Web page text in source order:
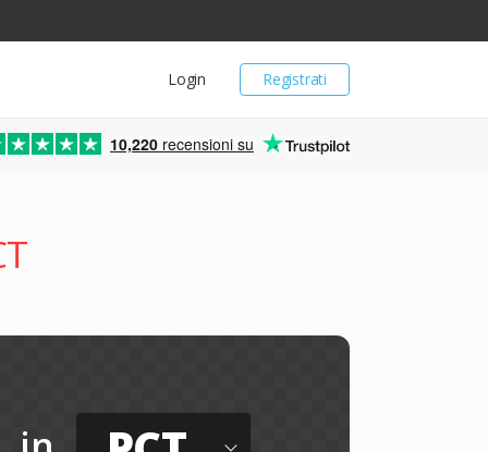
Registrati
Login
10,220 recensioni su